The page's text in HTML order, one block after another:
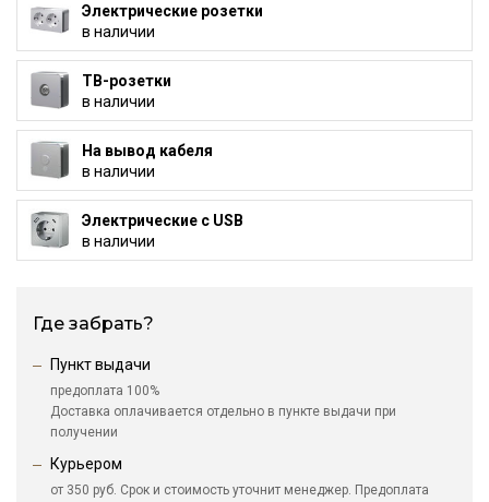
Электрические розетки
в наличии
ТВ-розетки
в наличии
На вывод кабеля
в наличии
Электрические с USB
в наличии
Где забрать?
Пункт выдачи
предоплата 100%
Доставка оплачивается отдельно в пункте выдачи при
получении
Курьером
от 350 руб. Срок и стоимость уточнит менеджер. Предоплата